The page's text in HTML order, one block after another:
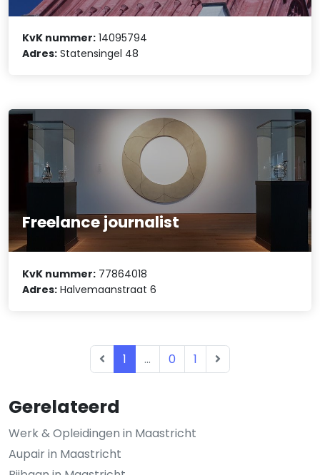
Gerelateerd
Werk & Opleidingen in Maastricht
Aupair in Maastricht
KvK nummer: 14095794
Adres: Statensingel 48
Freelance journalist
KvK nummer: 77864018
Adres: Halvemaanstraat 6
1 ... 0 1